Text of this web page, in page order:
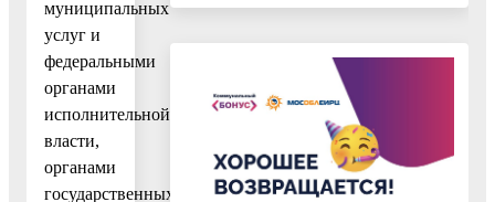
муниципальных
услуг и
федеральными
органами
исполнительной
власти,
органами
государственных